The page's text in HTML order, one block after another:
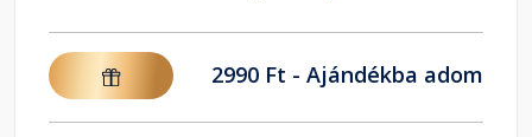
2990 Ft - Ajándékba adom